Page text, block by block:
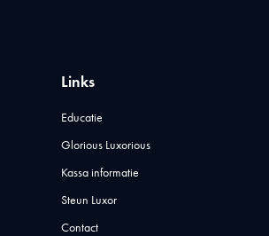
Links
Educatie
Glorious Luxorious
Kassa informatie
Steun Luxor
Contact